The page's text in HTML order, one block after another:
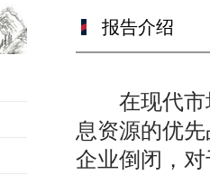
报告介绍
在现代市场
息资源的优
企业倒闭，